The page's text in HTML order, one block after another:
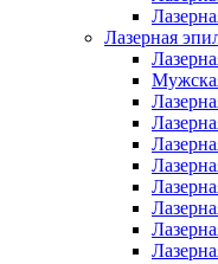
Лазерная